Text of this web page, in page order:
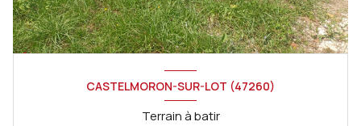
CASTELMORON-SUR-LOT (47260)
Terrain à batir